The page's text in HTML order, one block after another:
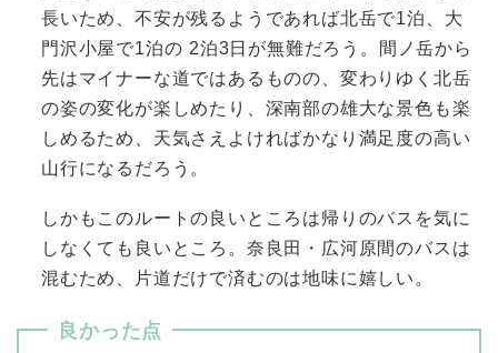
長いため、不安が残るようであれば北岳で1泊、大
門沢小屋で1泊の 2泊3日が無難だろう。間ノ岳から
先はマイナーな道ではあるものの、変わりゆく北岳
の姿の変化が楽しめたり、深南部の雄大な景色も楽
しめるため、天気さえよければかなり満足度の高い
山行になるだろう。
しかもこのルートの良いところは帰りのバスを気に
しなくても良いところ。奈良田・広河原間のバスは
混むため、片道だけで済むのは地味に嬉しい。
良かった点